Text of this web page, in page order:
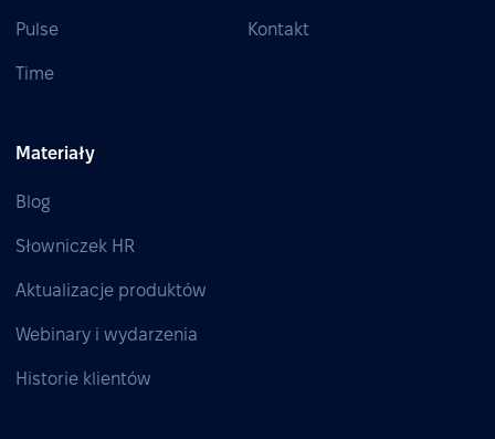
Pulse
Time
Kontakt
Materiały
Blog
Słowniczek HR
Aktualizacje produktów
Webinary i wydarzenia
Historie klientów